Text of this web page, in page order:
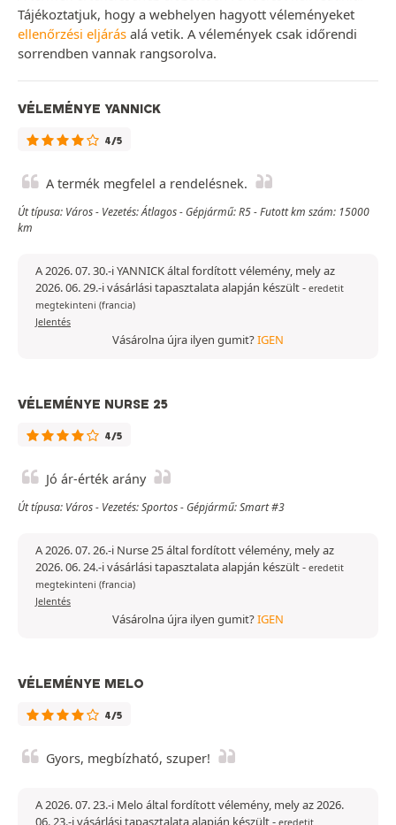
Tájékoztatjuk, hogy a webhelyen hagyott véleményeket
ellenőrzési eljárás alá vetik. A vélemények csak időrendi
sorrendben vannak rangsorolva.
VÉLEMÉNYE YANNICK
4/5
A termék megfelel a rendelésnek.
Út típusa: Város - Vezetés: Átlagos - Gépjármű: R5 - Futott km szám: 15000
km
A 2026. 07. 30.-i YANNICK által fordított vélemény, mely az
2026. 06. 29.-i vásárlási tapasztalata alapján készült- eredetit
megtekinteni (francia)
Jelentés
Vásárolna újra ilyen gumit?IGEN
VÉLEMÉNYE NURSE 25
4/5
Jó ár-érték arány
Út típusa: Város - Vezetés: Sportos - Gépjármű: Smart #3
A 2026. 07. 26.-i Nurse 25 által fordított vélemény, mely az
2026. 06. 24.-i vásárlási tapasztalata alapján készült- eredetit
megtekinteni (francia)
Jelentés
Vásárolna újra ilyen gumit?IGEN
VÉLEMÉNYE MELO
4/5
Gyors, megbízható, szuper!
A 2026. 07. 23.-i Melo által fordított vélemény, mely az 2026.